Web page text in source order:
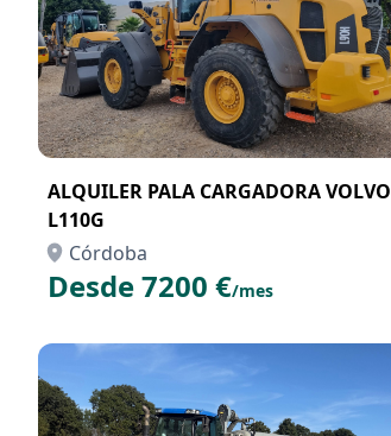
ALQUILER PALA CARGADORA VOLVO
L110G
Córdoba
Desde 7200 €/mes